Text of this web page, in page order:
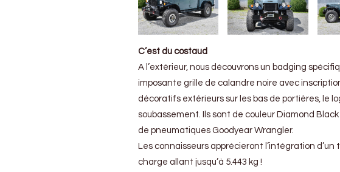
C’est du costaud
A l’extérieur, nous découvrons un badging
imposante grille de calandre noire avec
décoratifs extérieurs sur les bas de portières, le
soubassement. Ils sont de couleur Diamond
de pneumatiques Goodyear Wrangler.
Les connaisseurs apprécieront l’intégration
charge allant jusqu’à 5.443 kg !